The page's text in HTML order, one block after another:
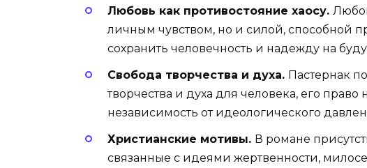
Любовь как противостояние хаосу.
личным чувством, но и силой, способной
сохранить человечность и надежду на
Свобода творчества и духа. Пастернак
творчества и духа для человека, его
независимость от идеологического
Христианские мотивы. В романе
связанные с идеями жертвенности,